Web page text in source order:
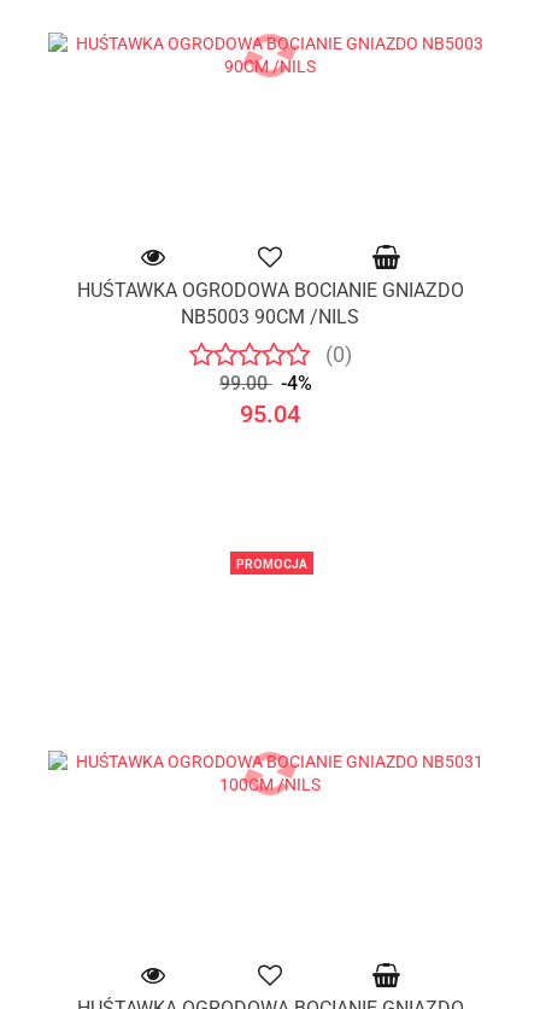
HUŚTAWKA OGRODOWA BOCIANIE GNIAZDO
NB5003 90CM /NILS
(0)
99.00 -4%
95.04
PROMOCJA